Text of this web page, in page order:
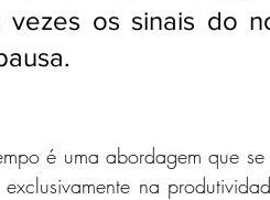
vezes os sinais do
é uma abordagem que
na